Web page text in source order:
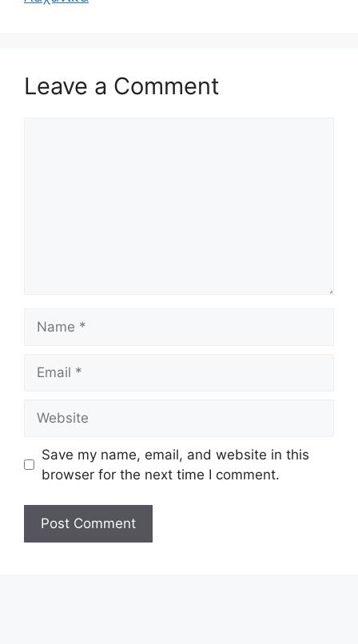
Leave a Comment
Save my name, email, and website in this
browser for the next time I comment.